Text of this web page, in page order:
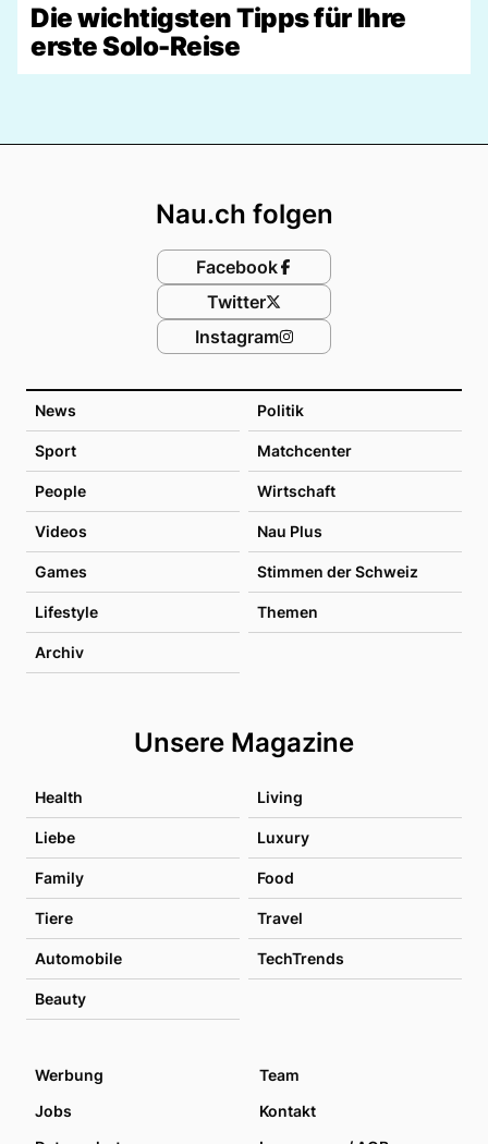
Die wichtigsten Tipps für Ihre
erste Solo-Reise
News Politik
Sport Matchcenter
People Wirtschaft
Videos Nau Plus
Games Stimmen der Schweiz
Lifestyle Themen
Archiv
Unsere Magazine
Health Living
Liebe Luxury
Family Food
Tiere Travel
Automobile TechTrends
Beauty
Nau.ch folgen
Facebook
Twitter
Instagram
Werbung
Team
Jobs
Kontakt